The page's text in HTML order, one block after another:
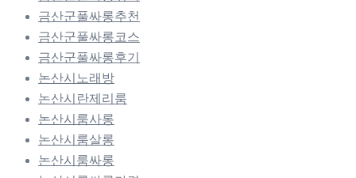
금산군풀싸롱추천
금산군풀싸롱코스
금산군풀싸롱후기
논산시노래방
논산시란제리룸
논산시룸사롱
논산시룸살롱
논산시룸싸롱